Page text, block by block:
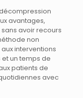
avantages,
avoir recours
non
interventions
un temps de
patients de
avec